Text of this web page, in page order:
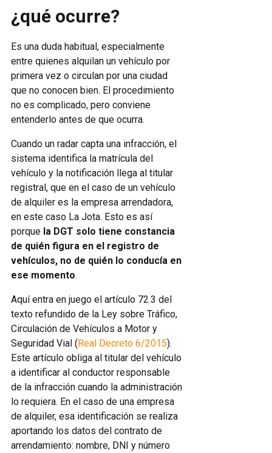
¿qué ocurre?
Es una duda habitual, especialmente
entre quienes alquilan un vehículo por
primera vez o circulan por una ciudad
que no conocen bien. El procedimiento
no es complicado, pero conviene
entenderlo antes de que ocurra.
Cuando un radar capta una infracción, el
sistema identifica la matrícula del
vehículo y la notificación llega al titular
registral, que en el caso de un vehículo
de alquiler es la empresa arrendadora,
en este caso La Jota. Esto es así
porque la DGT solo tiene constancia
de quién figura en el registro de
vehículos, no de quién lo conducía en
ese momento.
Aquí entra en juego el artículo 72.3 del
texto refundido de la Ley sobre Tráfico,
Circulación de Vehículos a Motor y
Seguridad Vial (Real Decreto 6/2015).
Este artículo obliga al titular del vehículo
a identificar al conductor responsable
de la infracción cuando la administración
lo requiera. En el caso de una empresa
de alquiler, esa identificación se realiza
aportando los datos del contrato de
arrendamiento: nombre, DNI y número